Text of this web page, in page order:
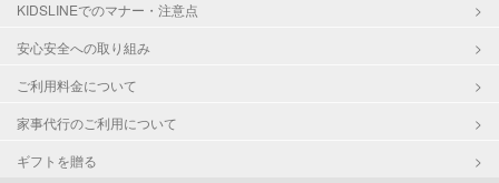
KIDSLINEでのマナー・注意点
安心安全への取り組み
ご利用料金について
家事代行のご利用について
ギフトを贈る